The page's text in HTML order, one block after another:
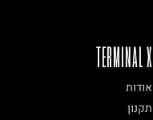
TERMINAL X
אודות
תקנון